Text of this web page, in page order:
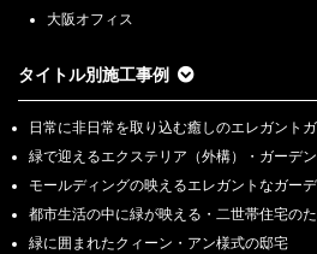
大阪オフィス
タイトル別施工事例
日常に非日常を取り込む癒しのエレガント
緑で迎えるエクステリア（外構）・ガーデ
モールディングの映えるエレガントなガー
都市生活の中に緑が映える・二世帯住宅の
緑に囲まれたクィーン・アン様式の邸宅